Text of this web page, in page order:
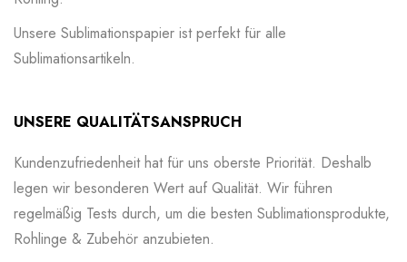
Unsere Sublimationspapier ist perfekt für alle
Sublimationsartikeln.
UNSERE QUALITÄTSANSPRUCH
Kundenzufriedenheit hat für uns oberste Priorität. Deshalb
legen wir besonderen Wert auf Qualität. Wir führen
regelmäßig Tests durch, um die besten Sublimationsprodukte,
Rohlinge & Zubehör anzubieten.